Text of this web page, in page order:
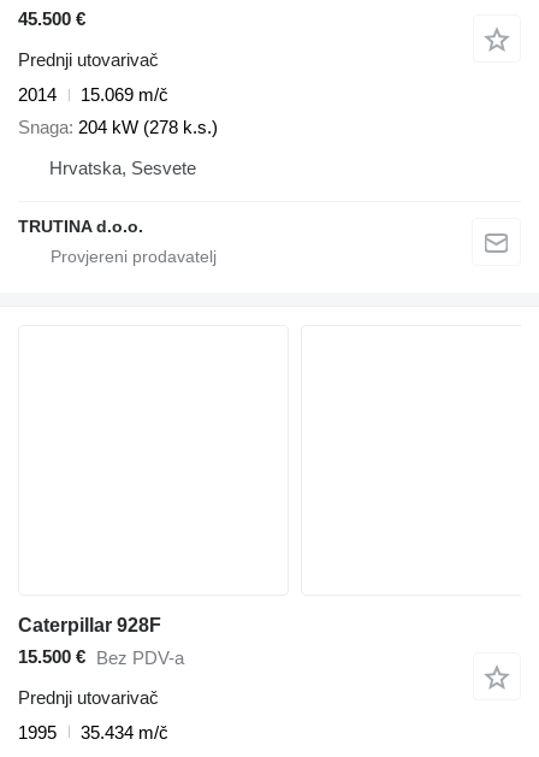
45.500 €
Prednji utovarivač
2014
15.069 m/č
Snaga 204 kW (278 k.s.)
Hrvatska, Sesvete
TRUTINA d.o.o.
Caterpillar 928F
15.500 € Bez PDV-a
Prednji utovarivač
1995
35.434 m/č